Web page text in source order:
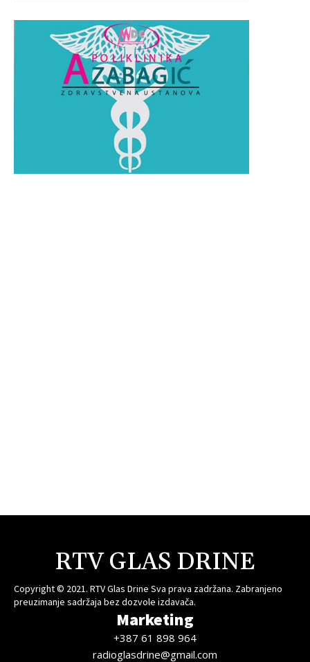
RTV GLAS DRINE
Copyright © 2021. RTV Glas Drine Sva prava zadržana. Zabranjeno
preuzimanje sadržaja bez dozvole izdavača.
Marketing
+387 61 898 964
radioglasdrine@gmail.com